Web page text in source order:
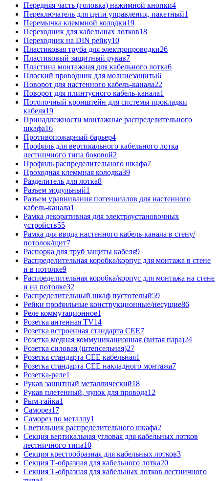
Передняя часть (головка) нажимной кнопки4
Переключатель для цепи управления, пакетный1
Перемычка клеммной колодки19
Переходник для кабельных лотков18
Переходник на DIN рейку10
Пластиковая труба для электропроводки26
Пластиковый защитный рукав7
Пластина монтажная для кабельного лотка6
Плоский проводник для молниезащиты6
Поворот для настенного кабель-канала22
Поворот для плинтусного кабель-канала1
Потолочный кронштейн для системы прокладки
кабеля19
Принадлежности монтажные распределительного
шкафа16
Противопожарный барьер4
Профиль для вертикального кабельного лотка
лестничного типа боковой2
Профиль распределительного шкафа7
Проходная клеммная колодка39
Разделитель для лотка8
Разъем модульный1
Разъем уравнивания потенциалов для настенного
кабель-канала1
Рамка декоративная для электроустановочных
устройств55
Рамка для ввода настенного кабель-канала в стену/
потолок/щит7
Распорка для труб защиты кабеля9
Распределительная коробка/корпус для монтажа в стене
и в потолке9
Распределительная коробка/корпус для монтажа на стене
и на потолке32
Распределительный шкаф пустотелый59
Рейки профильные конструкционные/несущие86
Реле коммутационное1
Розетка антенная TV14
Розетка встроенная стандарта CEE7
Розетка медная коммуникационная (витая пара)24
Розетка силовая (штепсельная)27
Розетка стандарта СЕЕ кабельная1
Розетка стандарта СЕЕ накладного монтажа7
Розетка-реле1
Рукав защитный металлический18
Рукав плетенный, чулок для провода12
Рым-гайка1
Саморез17
Саморез по металлу1
Светильник распределительного шкафа2
Секция вертикальная угловая для кабельных лотков
лестничного типа10
Секция крестообразная для кабельных лотков3
Секция Т-образная для кабельного лотка20
Секция Т-образная для кабельных лотков лестничного